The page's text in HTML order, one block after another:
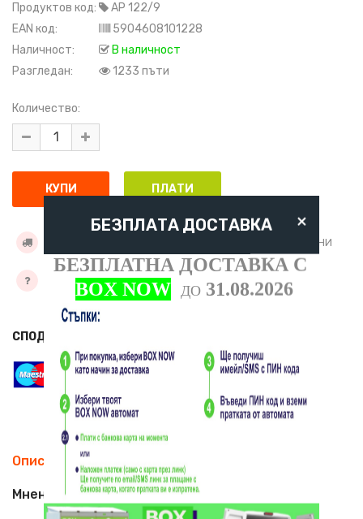
Продуктов код:
AP 122/9
EAN код:
5904608101228
Наличност:
В наличност
Разгледан:
1233 пъти
Количество:
ДОБАВИ КЪМ ЖЕЛАНИ
ЗАДАЙТЕ ВЪПРОС
СПОДЕЛИ
БЕЗПЛАТА ДОСТАВКА ×
БЕЗПЛАТНА ДОСТАВКА С
BOX NOW
ДО 31.08.2026
Описание
Мнения (0)